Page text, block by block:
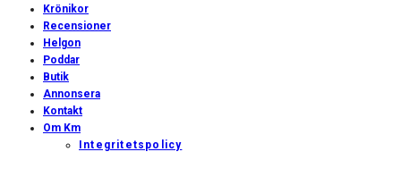
Krönikor
Recensioner
Helgon
Poddar
Butik
Annonsera
Kontakt
Om Km
Integritetspolicy